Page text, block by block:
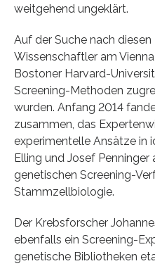
weitgehend ungeklärt.
Auf der Suche nach
Wissenschaftler am
Bostoner Harvard-
Screening-Methoden
wurden. Anfang 2014
zusammen, das
experimentelle Ansätze in
Elling und Josef Penninger
genetischen Screening-
Stammzellbiologie.
Der Krebsforscher
ebenfalls ein Screening-
genetische Bibliotheken